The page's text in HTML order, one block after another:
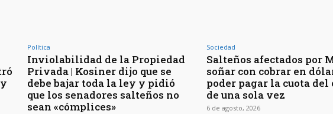
Política
Inviolabilidad de la Propiedad
Privada | Kosiner dijo que se
debe bajar toda la ley y pidió
que los senadores salteños no
sean «cómplices»
Sociedad
Salteños afectados por
soñar con cobrar en
poder pagar la cuota del
de una sola vez
6 de agosto, 2026